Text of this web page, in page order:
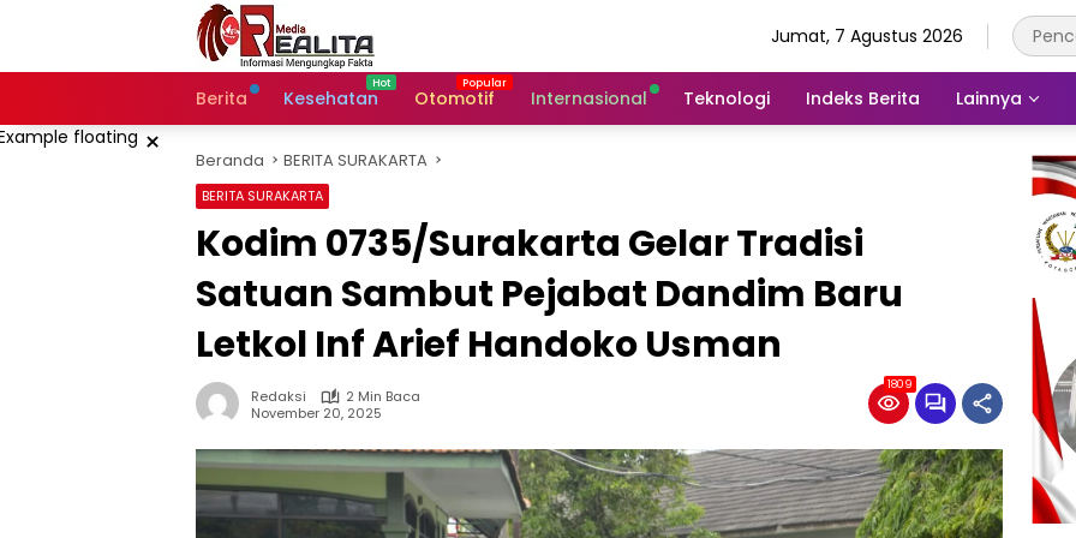
Jumat, 7 Agustus 2026
Berita Kesehatan Otomotif Internasional Teknologi Indeks Berita Lainnya
× Beranda BERITA SURAKARTA
BERITA SURAKARTA
Kodim 0735/Surakarta Gelar Tradisi
Satuan Sambut Pejabat Dandim Baru
Letkol Inf Arief Handoko Usman
Redaksi
2 Min Baca
November 20, 2025
1809